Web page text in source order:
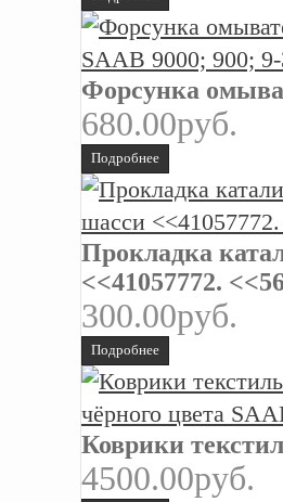
Форсунка
680.00руб.
Подробнее
Прокладка
<<41057772.
300.00руб.
Подробнее
Коврики
4500.00руб.